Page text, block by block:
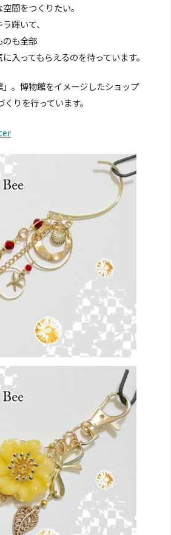
間をつくりたい。
輝いて、
のも全部
入ってもらえるのを待っています。
。博物館をイメージしたショップ
りを行っています。